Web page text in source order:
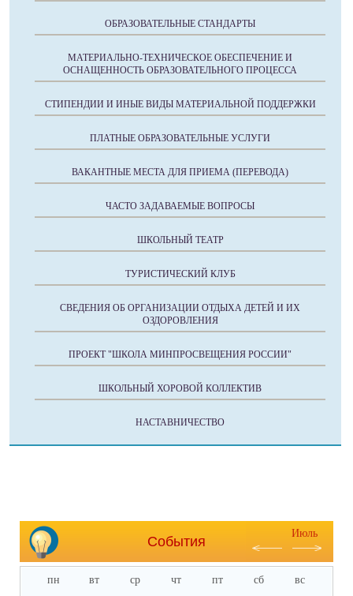
ОБРАЗОВАТЕЛЬНЫЕ СТАНДАРТЫ
МАТЕРИАЛЬНО-ТЕХНИЧЕСКОЕ ОБЕСПЕЧЕНИЕ И
ОСНАЩЕННОСТЬ ОБРАЗОВАТЕЛЬНОГО ПРОЦЕССА
СТИПЕНДИИ И ИНЫЕ ВИДЫ МАТЕРИАЛЬНОЙ ПОДДЕРЖКИ
ПЛАТНЫЕ ОБРАЗОВАТЕЛЬНЫЕ УСЛУГИ
ВАКАНТНЫЕ МЕСТА ДЛЯ ПРИЕМА (ПЕРЕВОДА)
ЧАСТО ЗАДАВАЕМЫЕ ВОПРОСЫ
ШКОЛЬНЫЙ ТЕАТР
ТУРИСТИЧЕСКИЙ КЛУБ
СВЕДЕНИЯ ОБ ОРГАНИЗАЦИИ ОТДЫХА ДЕТЕЙ И ИХ
ОЗДОРОВЛЕНИЯ
ПРОЕКТ "ШКОЛА МИНПРОСВЕЩЕНИЯ РОССИИ"
ШКОЛЬНЫЙ ХОРОВОЙ КОЛЛЕКТИВ
НАСТАВНИЧЕСТВО
События
Июль
пн вт ср чт пт сб вс